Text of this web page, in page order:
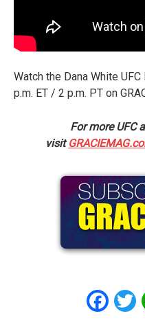
Watch the Dana White
p.m. ET / 2 p.m. PT on
For more UFC
visit